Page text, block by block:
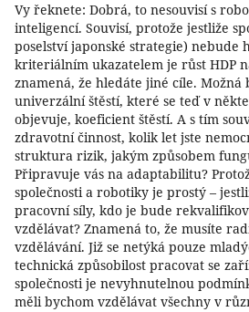
Vy řeknete: Dobrá, to nesouvisí s
inteligencí. Souvisí, protože jestliže
poselství japonské strategie) nebude
kriteriálním ukazatelem je růst HDP
znamená, že hledáte jiné cíle. Možná
univerzální štěstí, které se teď v
objevuje, koeficient štěstí. A s tím
zdravotní činnost, kolik let jste
struktura rizik, jakým způsobem
Připravuje vás na adaptabilitu?
společnosti a robotiky je prostý –
pracovní síly, kdo je bude
vzdělávat? Znamená to, že musíte
vzdělávání. Již se netýká pouze
technická způsobilost pracovat se
společnosti je nevyhnutelnou
měli bychom vzdělávat všechny v